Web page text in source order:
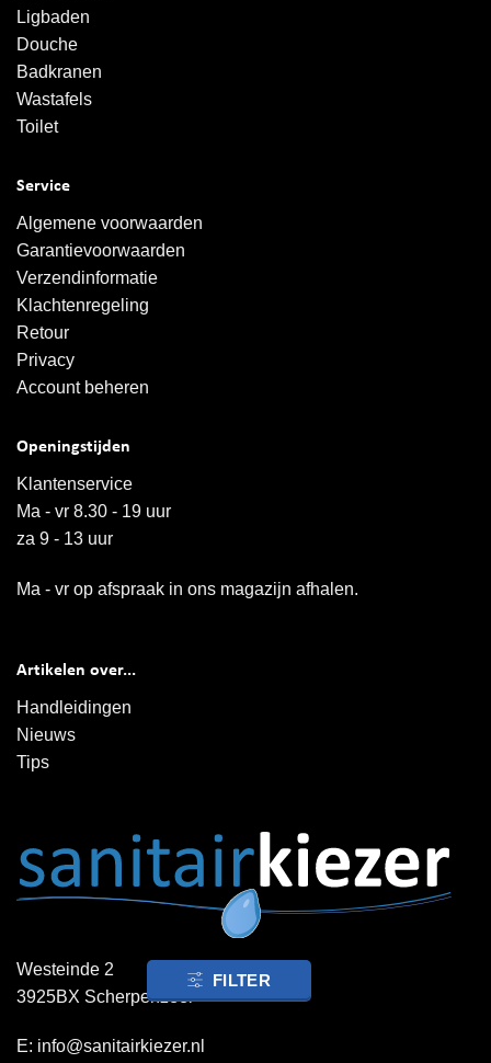
FILTER
Ligbaden
Douche
Badkranen
Wastafels
Toilet
Service
Algemene voorwaarden
Garantievoorwaarden
Verzendinformatie
Klachtenregeling
Retour
Privacy
Account beheren
Openingstijden
Klantenservice
Ma - vr 8.30 - 19 uur
za 9 - 13 uur
Ma - vr op afspraak in ons magazijn afhalen.
Artikelen over...
Handleidingen
Nieuws
Tips
Westeinde 2
3925BX Scherpenzeel
E: info@sanitairkiezer.nl